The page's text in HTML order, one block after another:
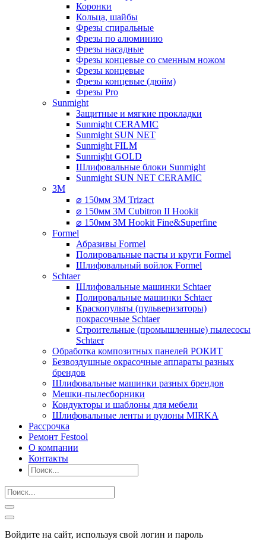
Коронки
Кольца, шайбы
Фрезы спиральные
Фрезы по алюминию
Фрезы насадные
Фрезы концевые со сменным ножом
Фрезы концевые
Фрезы концевые (дюйм)
Фрезы Pro
Sunmight
Защитные и мягкие прокладки
Sunmight CERAMIC
Sunmight SUN NET
Sunmight FILM
Sunmight GOLD
Шлифовальные блоки Sunmight
Sunmight SUN NET CERAMIC
3M
⌀ 150мм 3M Trizact
⌀ 150мм 3M Cubitron II Hookit
⌀ 150мм 3M Hookit Fine&Superfine
Formel
Абразивы Formel
Полировальные пасты и круги Formel
Шлифовальный войлок Formel
Schtaer
Шлифовальные машинки Schtaer
Полировальные машинки Schtaer
Краскопульты (пульверизаторы)
покрасочные Schtaer
Строительные (промышленные) пылесосы
Schtaer
Обработка композитных панелей РОКИТ
Безвоздушные окрасочные аппараты разных
брендов
Шлифовальные машинки разных брендов
Мешки-пылесборники
Кондукторы и шаблоны для мебели
Шлифовальные ленты и рулоны MIRKA
Рассрочка
Ремонт Festool
О компании
Контакты
Войдите на сайт, используя свой логин и пароль